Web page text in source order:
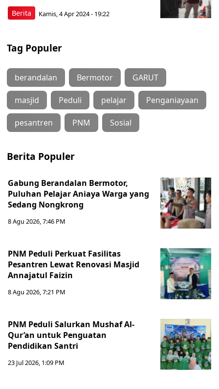
Berita Kamis, 4 Apr 2024 - 19:22
Tag Populer
berandalan Bermotor GARUT
masjid Peduli pelajar Penganiayaan
pesantren PNM Sosial
Berita Populer
Gabung Berandalan Bermotor,
Puluhan Pelajar Aniaya Warga yang
Sedang Nongkrong
8 Agu 2026, 7:46 PM
PNM Peduli Perkuat Fasilitas
Pesantren Lewat Renovasi Masjid
Annajatul Faizin
8 Agu 2026, 7:21 PM
PNM Peduli Salurkan Mushaf Al-
Qur’an untuk Penguatan
Pendidikan Santri
23 Jul 2026, 1:09 PM